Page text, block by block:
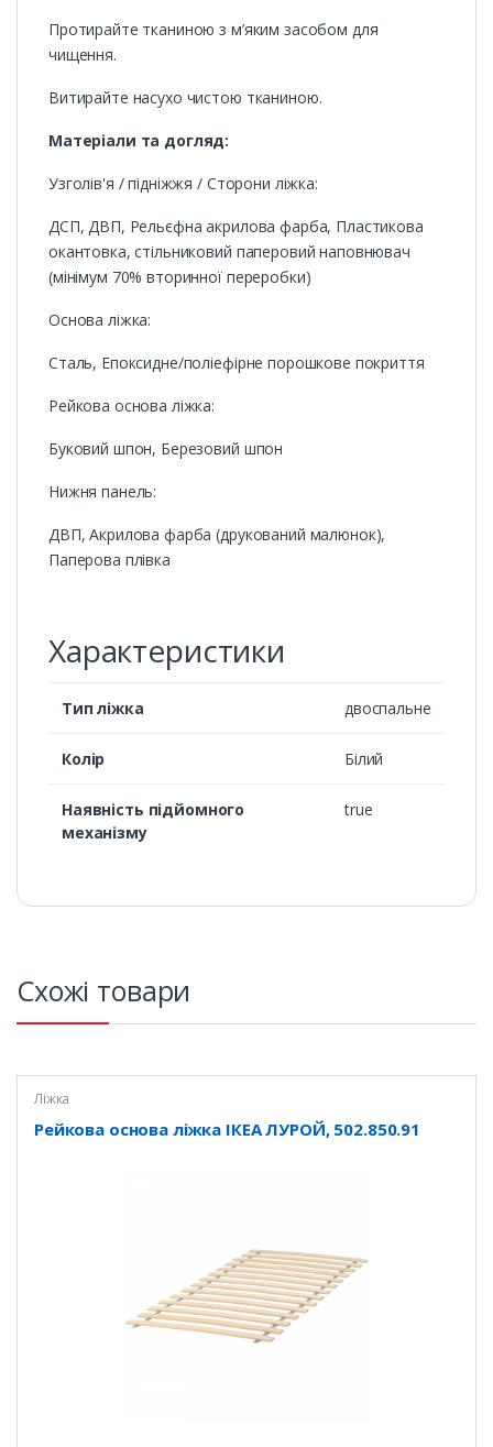
Протирайте тканиною з м’яким засобом для
чищення.
Витирайте насухо чистою тканиною.
Матеріали та догляд:
Узголів'я / підніжжя / Сторони ліжка:
ДСП, ДВП, Рельєфна акрилова фарба, Пластикова
окантовка, стільниковий паперовий наповнювач
(мінімум 70% вторинної переробки)
Основа ліжка:
Сталь, Епоксидне/поліефірне порошкове покриття
Рейкова основа ліжка:
Буковий шпон, Березовий шпон
Нижня панель:
ДВП, Акрилова фарба (друкований малюнок),
Паперова плівка
Характеристики
Тип ліжка двоспальне
Колір Білий
Наявність підйомного
механізму
true
Схожі товари
Ліжка
Рейкова основа ліжка ІКЕА ЛУРОЙ, 502.850.91